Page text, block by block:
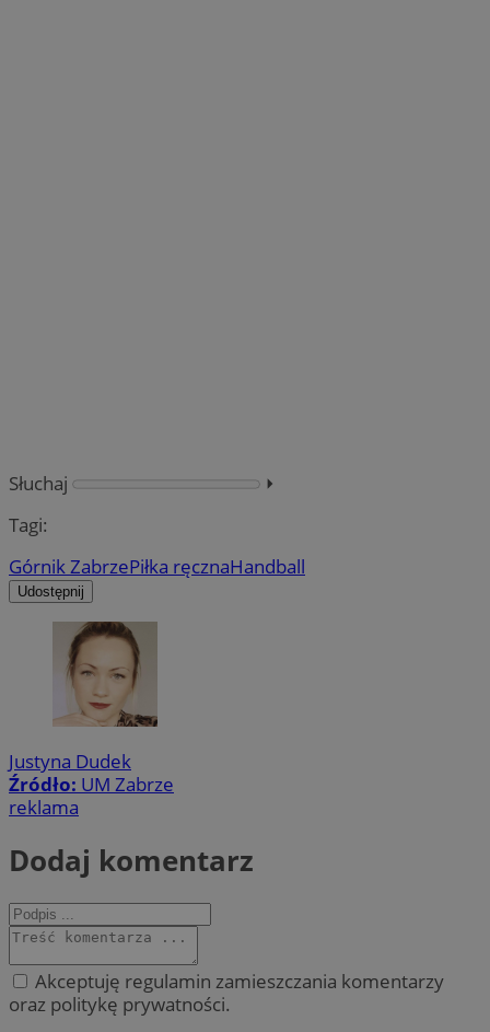
Słuchaj
⏵︎
Tagi:
Górnik ZabrzePiłka ręcznaHandball
Udostępnij
Justyna Dudek
Źródło: UM Zabrze
reklama
Dodaj komentarz
Akceptuję regulamin zamieszczania komentarzy
oraz politykę prywatności.